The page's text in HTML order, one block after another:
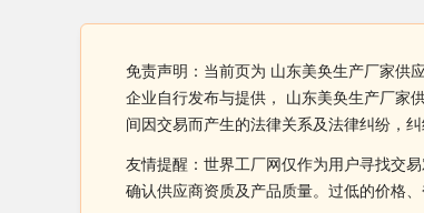
免责声明：当前页为 山东美奂生产厂家供
企业自行发布与提供， 山东美奂生产厂家
间因交易而产生的法律关系及法律纠纷，纠
友情提醒：世界工厂网仅作为用户寻找交
确认供应商资质及产品质量。过低的价格